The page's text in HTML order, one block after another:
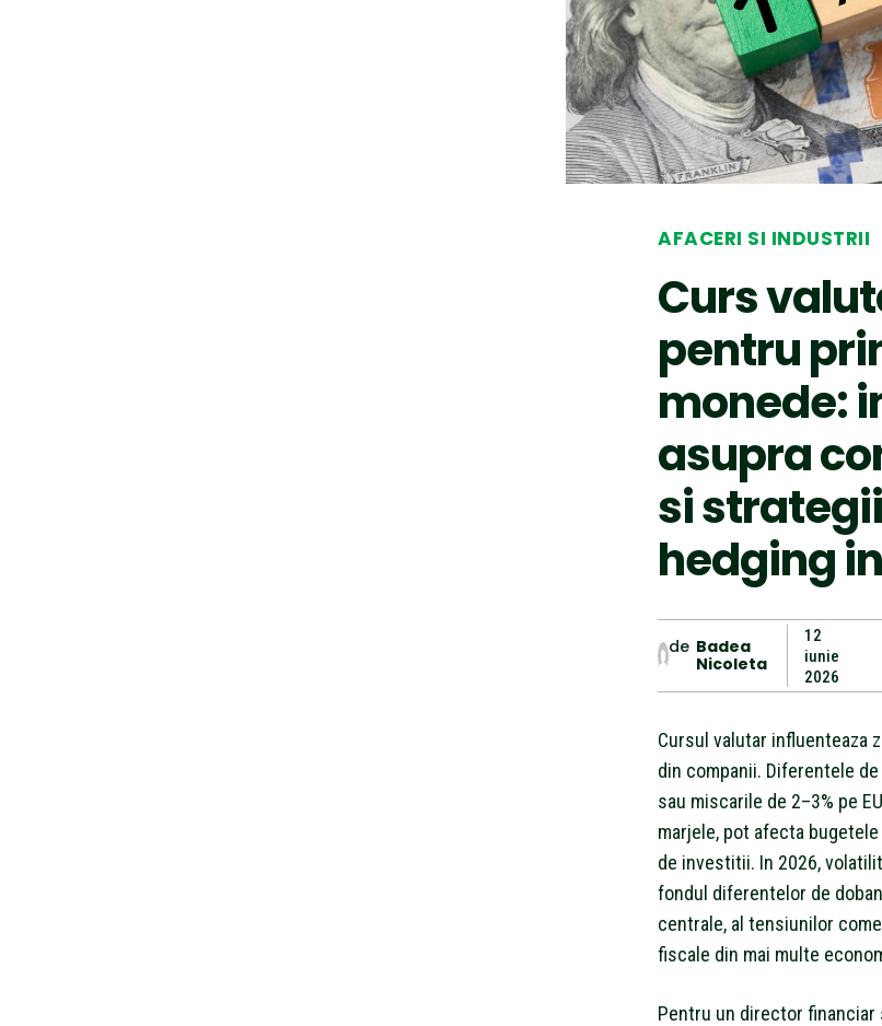
AFACERI SI INDUSTRII
Curs
pentru
monede:
asupra
si
hedging
de Badea
Nicoleta
12
iunie
2026
Cursul valutar influenteaza
din companii. Diferentele de
sau miscarile de 2–3% pe
marjele, pot afecta
de investitii. In 2026,
fondul diferentelor de
centrale, al tensiunilor
fiscale din mai multe
Pentru un director financiar